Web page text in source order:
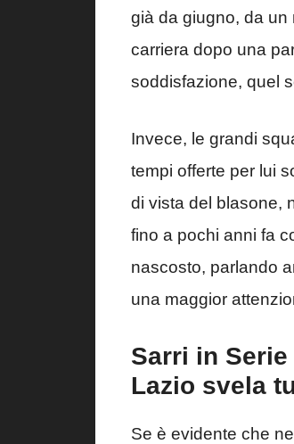
già da giugno, da un
carriera dopo una
soddisfazione, quel
Invece, le grandi
tempi offerte per lui
di vista del blasone,
fino a pochi anni fa
nascosto, parlando
una maggior
Sarri in Serie
Lazio svela
Se è evidente che